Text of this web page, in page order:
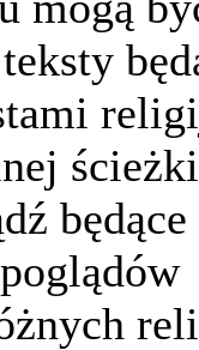
ścieżki
będące